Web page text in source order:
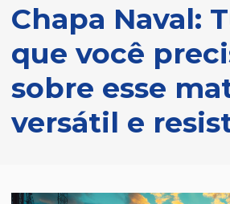
Chapa Naval:
que você
sobre esse
versátil e